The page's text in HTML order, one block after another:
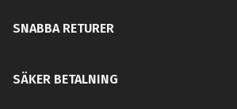
SNABBA RETURER
SÄKER BETALNING